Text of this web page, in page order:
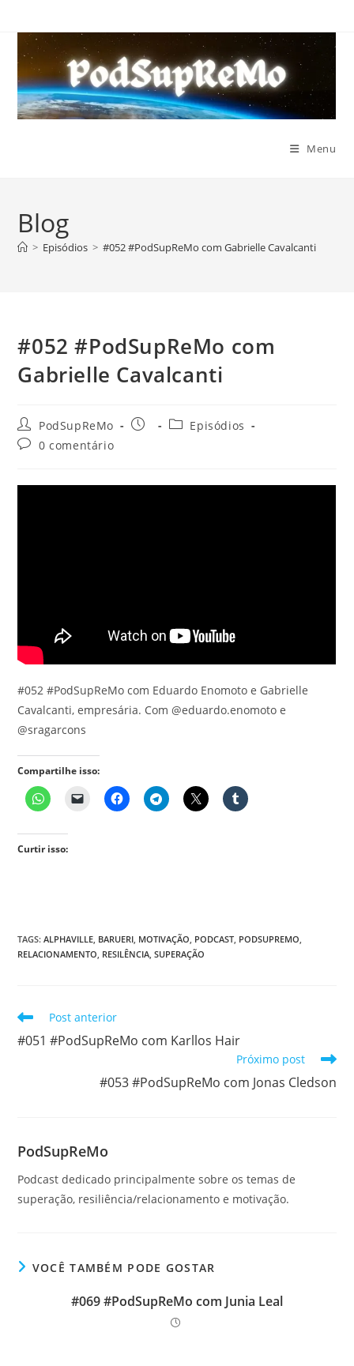
para
conteúdo
Menu
Blog
> Episódios > #052 #PodSupReMo com Gabrielle Cavalcanti
#052 #PodSupReMo com
Gabrielle Cavalcanti
Autor
do
post:
PodSupReMo
Post
Categoria
Episódios
Comentários
0 comentário
#052 #PodSupReMo com Eduardo Enomoto e Gabrielle
Cavalcanti, empresária. Com @eduardo.enomoto e
@sragarcons
Compartilhe isso:
Curtir isso:
TAGS:ALPHAVILLE BARUERI MOTIVAÇÃO PODCAST PODSUPREMO
RELACIONAMENTO RESILÊNCIA SUPERAÇÃO
Leia
artigos
Post anterior
#051 #PodSupReMo com Karllos Hair
Próximo post
#053 #PodSupReMo com Jonas Cledson
PodSupReMo
Podcast dedicado principalmente sobre os temas de
superação, resiliência/relacionamento e motivação.
VOCÊ TAMBÉM PODE GOSTAR
#069 #PodSupReMo com Junia Leal